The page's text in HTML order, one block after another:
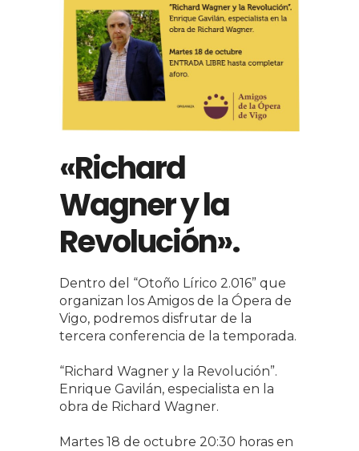
«Richard
Wagner y la
Revolución».
Dentro del “Otoño Lírico 2.016” que
organizan los Amigos de la Ópera de
Vigo, podremos disfrutar de la
tercera conferencia de la temporada.
“Richard Wagner y la Revolución”.
Enrique Gavilán, especialista en la
obra de Richard Wagner.
Martes 18 de octubre 20:30 horas en